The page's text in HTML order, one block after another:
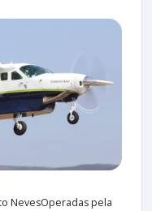
NevesOperadas pela